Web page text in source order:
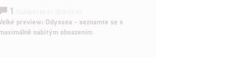
1
preview: Odyssea - seznamte se s
nabitým obsazením